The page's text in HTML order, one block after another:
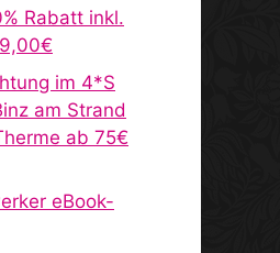
Rabatt inkl.
im 4*S
am Strand
ab 75€
eBook-